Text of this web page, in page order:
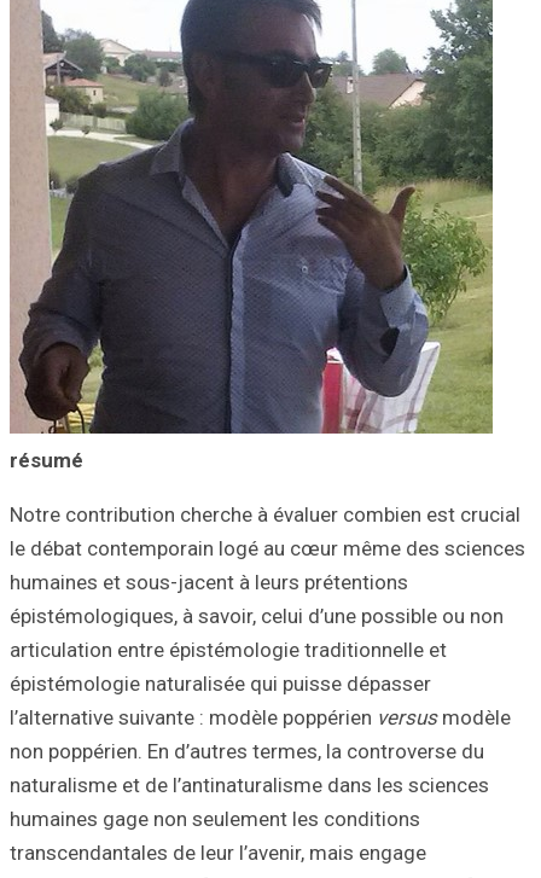
Notre
le débat
humaines et
articulation
épistémologie
l’alternative
non poppérien.
naturalisme et
humaines gage